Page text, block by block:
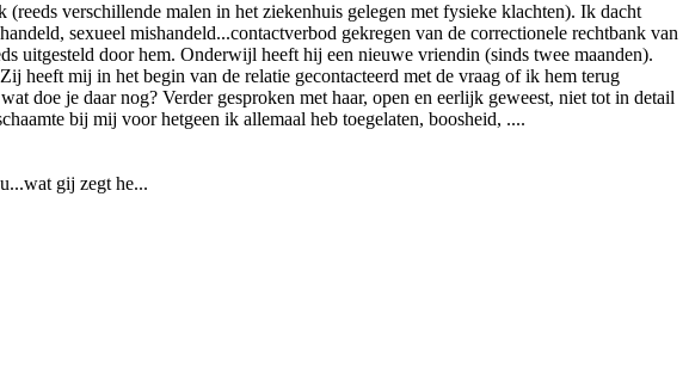
verschillende malen in het ziekenhuis gelegen met fysieke klachten). Ik dacht
sexueel mishandeld...contactverbod gekregen van de correctionele rechtbank van
uitgesteld door hem. Onderwijl heeft hij een nieuwe vriendin (sinds twee maanden).
heeft mij in het begin van de relatie gecontacteerd met de vraag of ik hem terug
doe je daar nog? Verder gesproken met haar, open en eerlijk geweest, niet tot in detail
bij mij voor hetgeen ik allemaal heb toegelaten, boosheid, ....
gij zegt he...